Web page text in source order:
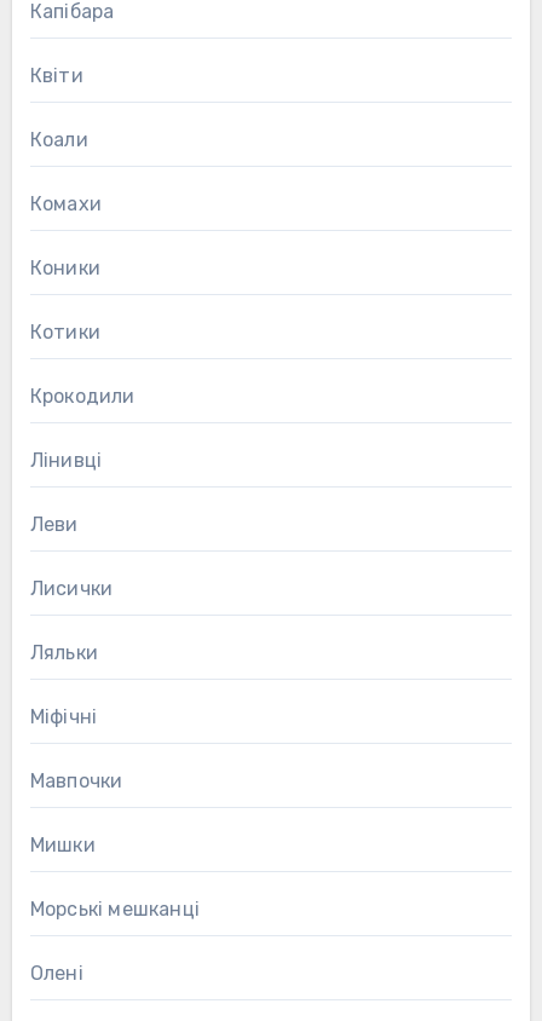
Капібара
Квіти
Коали
Комахи
Коники
Котики
Крокодили
Лінивці
Леви
Лисички
Ляльки
Міфічні
Мавпочки
Мишки
Морські мешканці
Олені